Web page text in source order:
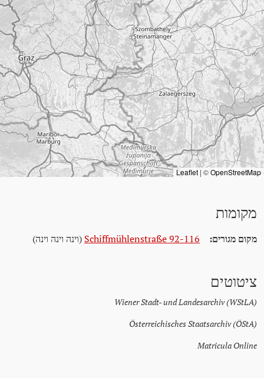
Leaflet | ©OpenStreetMap
מקומות
מקום מגורים: Schiffmühlenstraße 92-116 (וינה וינה וינה)
ציטוטים
Wiener Stadt- und Landesarchiv (WStLA)
Österreichisches Staatsarchiv (ÖStA)
Matricula Online